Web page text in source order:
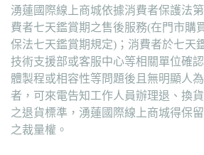
湧蓮國際線上商城依據消費者保護法
費者七天鑑賞期之售後服務(在門市購
保法七天鑑賞期規定)；消費者於七天
技術支援部或客服中心等相關單位確
體製程或相容性等問題後且無明顯人
者，可來電告知工作人員辦理退、換
之退貨標準，湧蓮國際線上商城得保
之裁量權。